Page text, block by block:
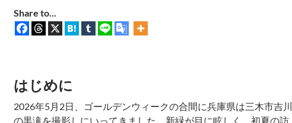
Share to...
はじめに
2026年5月2日、ゴールデンウィークの合間に兵庫県は三木市吉川
の黒滝を撮影しにいってきました。新緑が目に眩しく、初夏の訪